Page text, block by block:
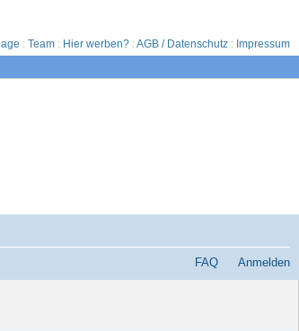
: Team : Hier werben? :AGB / Datenschutz : Impressum
FAQ Anmelden